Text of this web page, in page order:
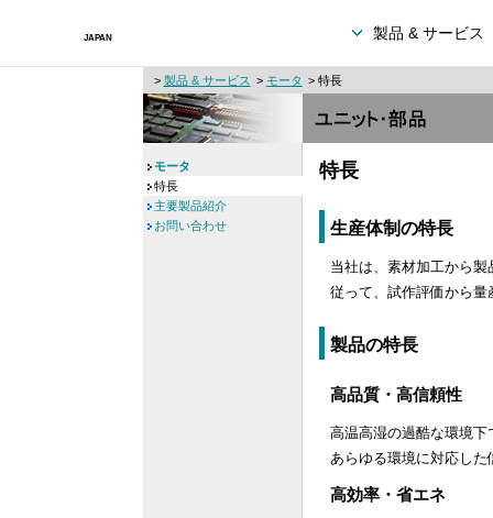
製品 & サービス
> 製品 & サービス > モータ > 特長
特長
生産体制の特長
当社は、素材加工から
従って、試作評価から
製品の特長
高品質・高信頼性
高温高湿の過酷な環境
あらゆる環境に対応し
高効率・省エネ
モータ
特長
主要製品紹介
お問い合わせ